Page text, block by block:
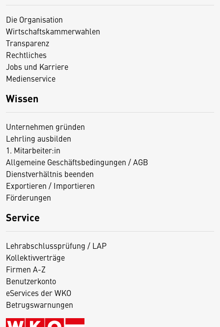
Die Organisation
Wirtschaftskammerwahlen
Transparenz
Rechtliches
Jobs und Karriere
Medienservice
Wissen
Unternehmen gründen
Lehrling ausbilden
1. Mitarbeiter:in
Allgemeine Geschäftsbedingungen / AGB
Dienstverhältnis beenden
Exportieren / Importieren
Förderungen
Service
Lehrabschlussprüfung / LAP
Kollektivverträge
Firmen A-Z
Benutzerkonto
eServices der WKO
Betrugswarnungen